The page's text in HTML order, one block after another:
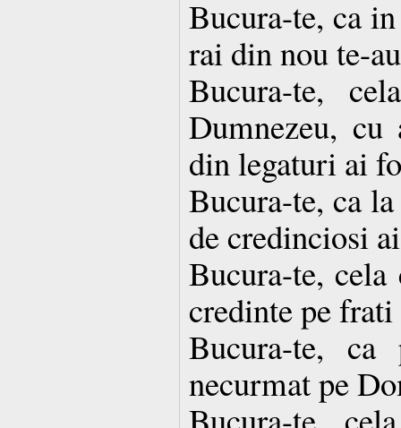
Bucura-te, ca
rai din nou te-
Bucura-te,
Dumnezeu,
din legaturi ai
Bucura-te, ca
de credinciosi
Bucura-te, cela
credinte pe
Bucura-te,
necurmat pe
Bucura-te,